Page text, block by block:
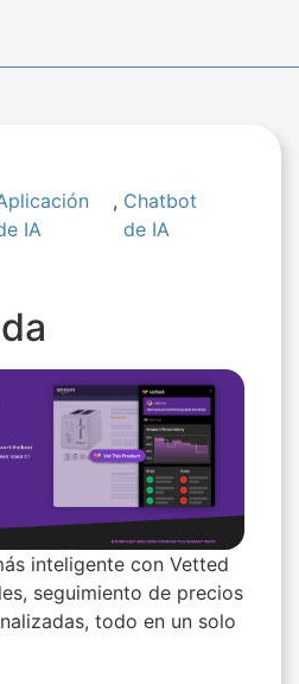
IA
, Chatbot
de IA
inteligente con Vetted
seguimiento de precios
todo en un solo